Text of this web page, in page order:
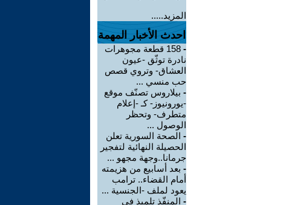
المزيد.....
احدث الأخبار المهمة
-
158 قطعة مجوهرات
نادرة توثّق -عيون
العشاق- وتروي قصص
حب منسي ...
- بيلاروس تصنّف موقع
-يورونيوز- كـ -إعلام
متطرف- وتحظر
الوصول ...
- الصحة السورية تعلن
الحصيلة النهائية لتفجير
جرمانا..وجهة مجهو ...
- بعد أسابيع من هزيمته
أمام القضاء.. ترامب
يعود لملف -الجنسية ...
- المنفّذ تلميذ في